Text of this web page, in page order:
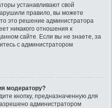
устанавливают свой
правило, вы можете
это решение администратора
никакого отношения к
сайте. Если вы не знаете, за
с администратором
модератору?
кнопку, предназначенную для
администратором